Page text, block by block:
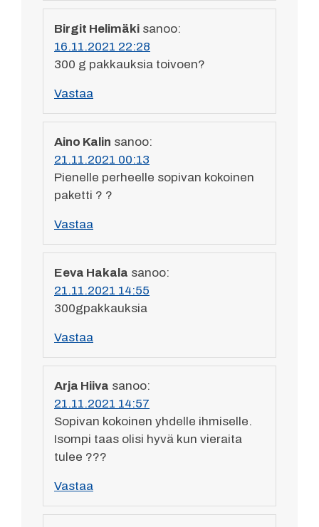
Birgit Helimäki sanoo:
16.11.2021 22:28
300 g pakkauksia toivoen?
Vastaa
Aino Kalin sanoo:
21.11.2021 00:13
Pienelle perheelle sopivan kokoinen
paketti ? ?
Vastaa
Eeva Hakala sanoo:
21.11.2021 14:55
300gpakkauksia
Vastaa
Arja Hiiva sanoo:
21.11.2021 14:57
Sopivan kokoinen yhdelle ihmiselle.
Isompi taas olisi hyvä kun vieraita
tulee ???
Vastaa